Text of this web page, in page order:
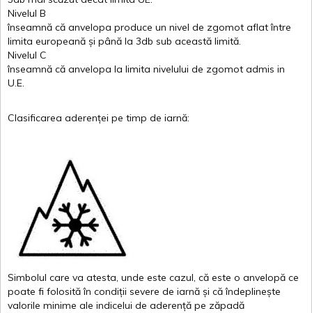
Nivelul B
înseamnă că anvelopa produce un nivel de zgomot aflat între
limita europeană și până la 3db sub această limită.
Nivelul C
înseamnă că anvelopa la limita nivelului de zgomot admis in
U.E.
Clasificarea aderenței pe timp de iarnă:
Simbolul care va atesta, unde este cazul, că este o anvelopă ce
poate fi folosită în condiții severe de iarnă și că îndeplinește
valorile minime ale indicelui de aderență pe zăpadă